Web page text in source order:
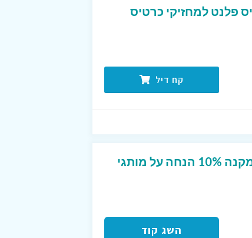
ליס פלנט למחזיקי כרטיס
קח דיל
קופון מפנק לטרמינל X המקנה 10% הנחה על מותגי
השג קוד